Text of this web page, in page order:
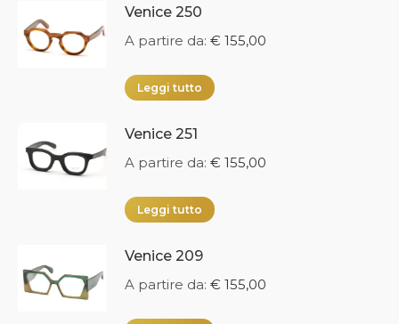
Venice 250
A partire da: € 155,00
Leggi tutto
Venice 251
A partire da: € 155,00
Leggi tutto
Venice 209
A partire da: € 155,00